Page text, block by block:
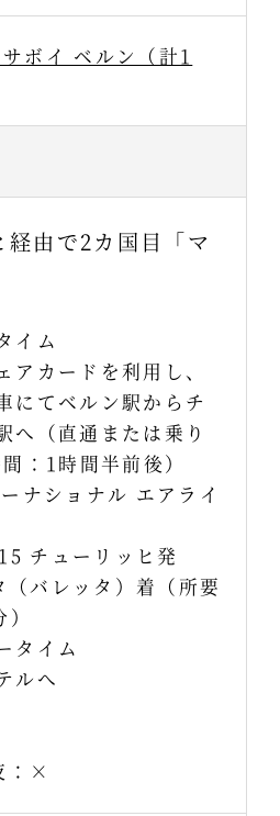
ボイ ベルン（計1
由で2カ国目「マ
イム
アカードを利用し、
にてベルン駅からチ
へ（直通または乗り
：1時間半前後）
ナショナル エアライ
チューリッヒ発
バレッタ）着（所要
タイム
ルへ
：×